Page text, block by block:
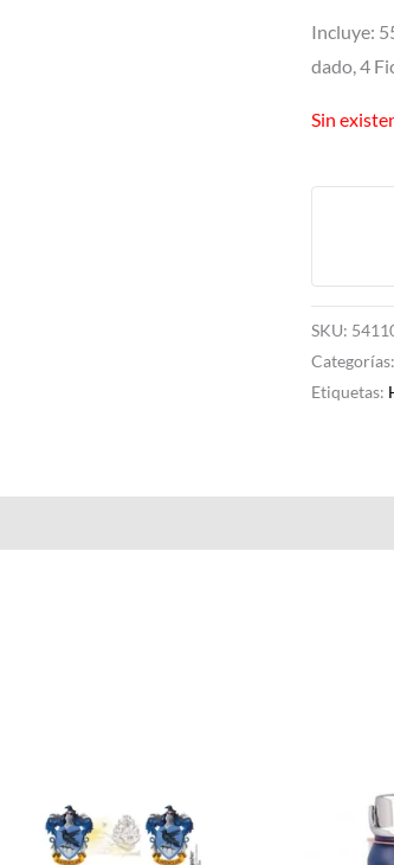
Incluye:
dado, 4
Sin
SKU:
Categorías:
Etiquetas: